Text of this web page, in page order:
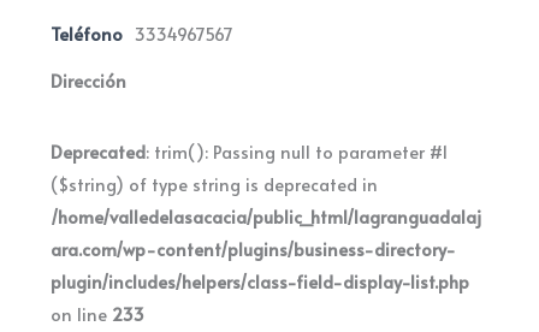
Teléfono 3334967567
Dirección
Deprecated: trim(): Passing null to parameter #1
($string) of type string is deprecated in
/home/valledelasacacia/public_html/lagranguadalaj
ara.com/wp-content/plugins/business-directory-
plugin/includes/helpers/class-field-display-list.php
on line 233